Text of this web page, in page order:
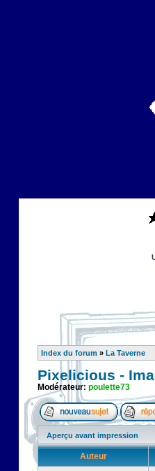
Index du forum » La Taverne
Pixelicious -
Modérateur: poulette73
Aperçu avant impression
Auteur